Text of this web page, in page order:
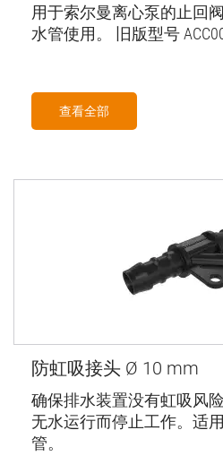
用于索尔曼离心泵的止回
水管使用。 旧版型号
查看全部
防虹吸接头 Ø 10 mm
确保排水装置没有虹吸风
无水运行而停止工作。适
管。